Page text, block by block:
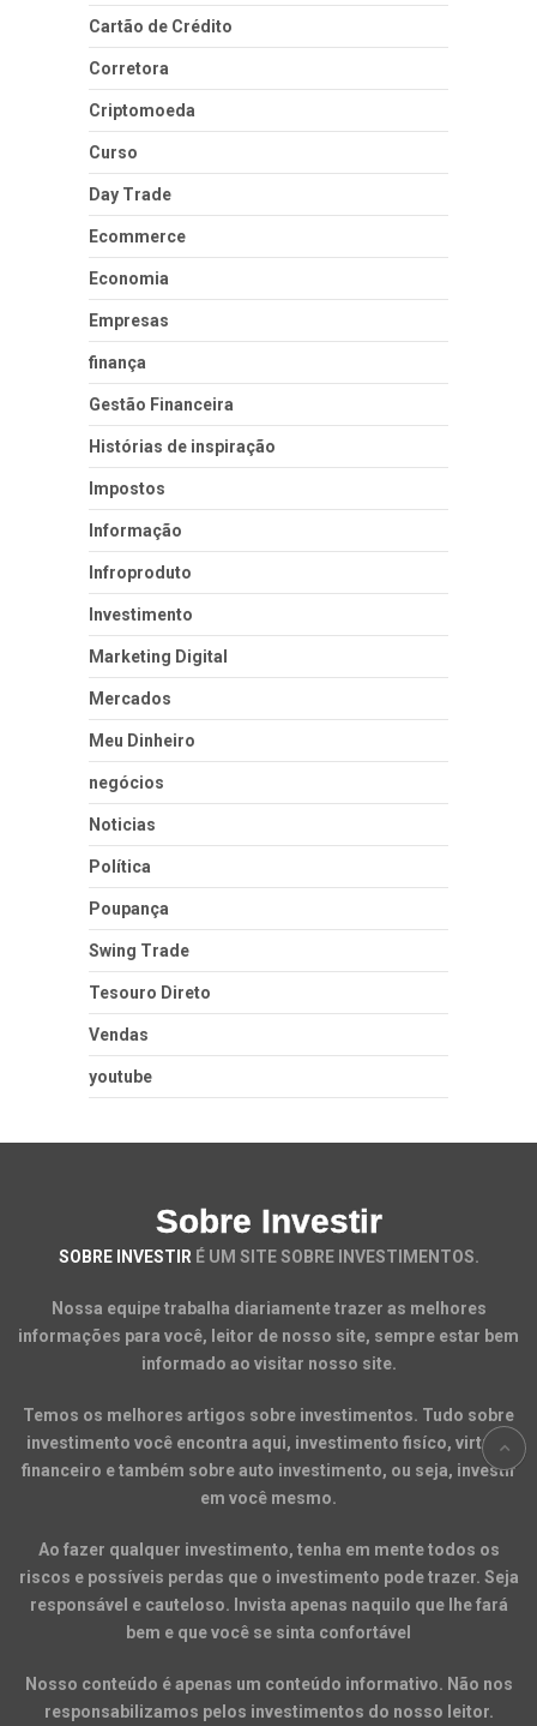
Cartão de Crédito
Corretora
Criptomoeda
Curso
Day Trade
Ecommerce
Economia
Empresas
finança
Gestão Financeira
Histórias de inspiração
Impostos
Informação
Infroproduto
Investimento
Marketing Digital
Mercados
Meu Dinheiro
negócios
Noticias
Política
Poupança
Swing Trade
Tesouro Direto
Vendas
youtube
Sobre Investir
SOBRE INVESTIR É UM SITE SOBRE INVESTIMENTOS.
Nossa equipe trabalha diariamente trazer as melhores
informações para você, leitor de nosso site, sempre estar bem
informado ao visitar nosso site.
Temos os melhores artigos sobre investimentos. Tudo sobre
investimento você encontra aqui, investimento fisíco, virtual,
financeiro e também sobre auto investimento, ou seja, investir
em você mesmo.
Ao fazer qualquer investimento, tenha em mente todos os
riscos e possíveis perdas que o investimento pode trazer. Seja
responsável e cauteloso. Invista apenas naquilo que lhe fará
bem e que você se sinta confortável
Nosso conteúdo é apenas um conteúdo informativo. Não nos
responsabilizamos pelos investimentos do nosso leitor.